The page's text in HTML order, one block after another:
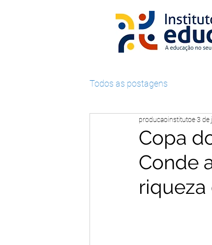
Todos as postagens
Copa
Conde
producaoinstitutoe3 de